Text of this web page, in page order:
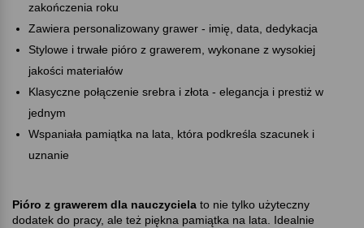
zakończenia roku
Zawiera personalizowany grawer - imię, data, dedykacja
Stylowe i trwałe pióro z grawerem, wykonane z wysokiej
jakości materiałów
Klasyczne połączenie srebra i złota - elegancja i prestiż w
jednym
Wspaniała pamiątka na lata, która podkreśla szacunek i
uznanie
Pióro z grawerem dla nauczyciela to nie tylko użyteczny
dodatek do pracy, ale też piękna pamiątka na lata. Idealnie